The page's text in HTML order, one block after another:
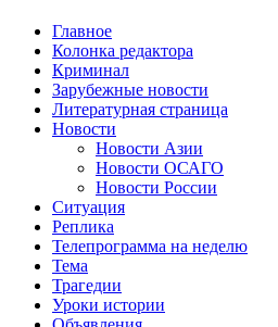
Главное
Колонка редактора
Криминал
Зарубежные новости
Литературная страница
Новости
Новости Азии
Новости ОСАГО
Новости России
Ситуация
Реплика
Телепрограмма на неделю
Тема
Трагедии
Уроки истории